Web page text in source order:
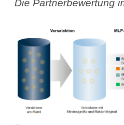
Die Partnerbewertung